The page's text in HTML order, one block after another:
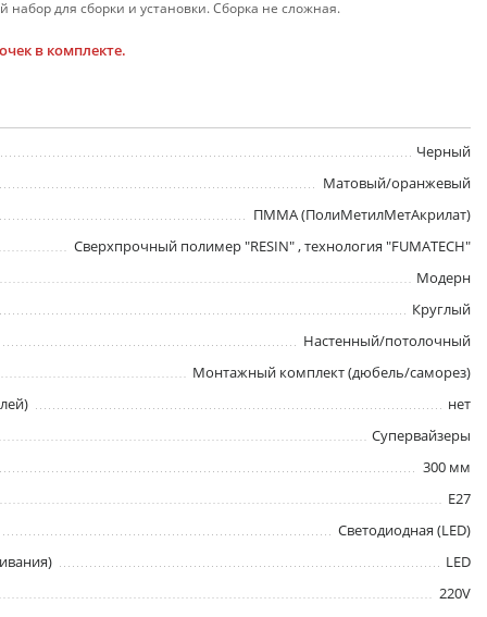
набор для сборки и установки. Сборка не сложная.
в комплекте.
Черный
Матовый/оранжевый
ПММА (ПолиМетилМетАкрилат)
Сверхпрочный полимер "RESIN" , технология "FUMATECH"
Модерн
Круглый
Настенный/потолочный
Монтажный комплект (дюбель/саморез)
нет
Супервайзеры
300 мм
E27
Светодиодная (LED)
LED
220V